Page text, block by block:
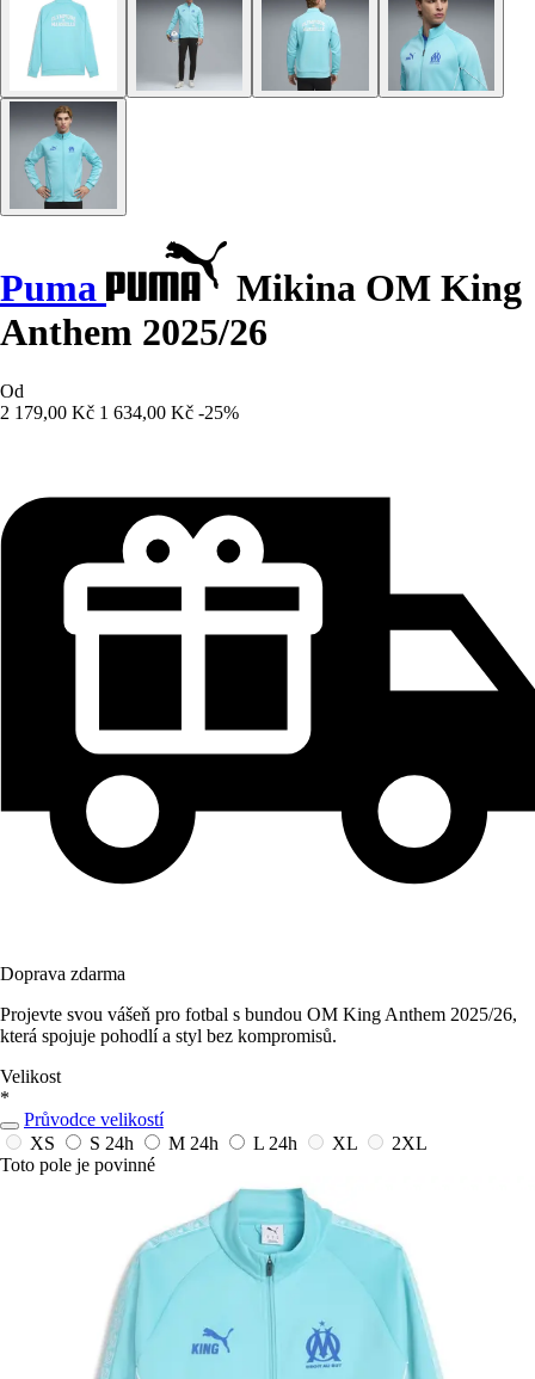
Puma
Mikina OM King
Anthem 2025/26
Od
2 179,00 Kč 1 634,00 Kč -25%
Doprava zdarma
Projevte svou vášeň pro fotbal s bundou OM King Anthem 2025/26,
která spojuje pohodlí a styl bez kompromisů.
Velikost
*
Průvodce velikostí
XS
S 24h M 24h L 24h XL
2XL
Toto pole je povinné